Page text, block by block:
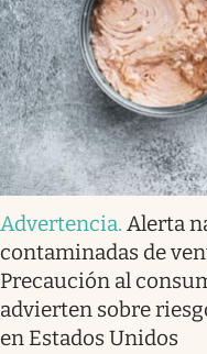
Advertencia. Alerta
contaminadas de
Precaución al
advierten sobre
en Estados Unidos